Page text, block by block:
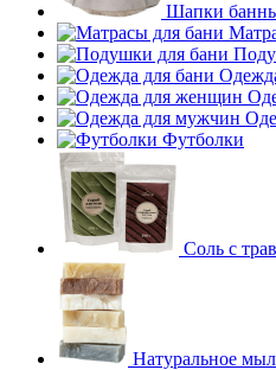
Шапки
Футболки
Соль с
Натуральное